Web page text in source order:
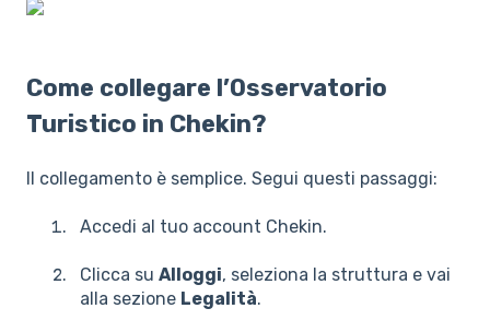
Come collegare l’Osservatorio
Turistico in Chekin?
Il collegamento è semplice. Segui questi passaggi:
Accedi al tuo account Chekin.
Clicca su Alloggi, seleziona la struttura e vai
alla sezione Legalità.